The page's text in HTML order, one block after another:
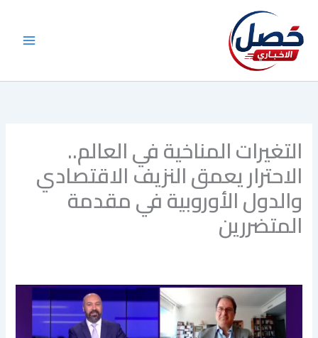
المحتوى
التغيرات المناخية في العالم..
الاحترار يعمق النزيف الاقتصادي
والدول الأوروبية في مقدمة
المتضررين